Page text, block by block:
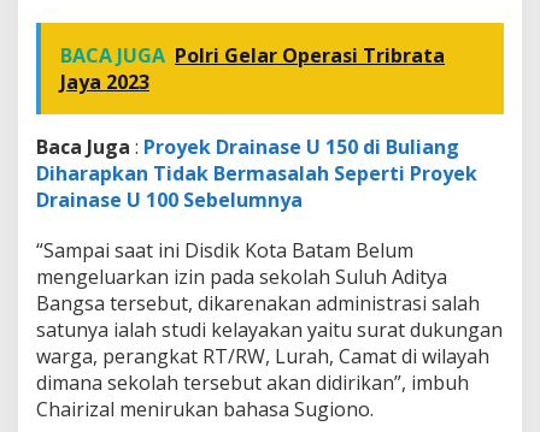
BACA JUGA Polri Gelar Operasi Tribrata
Jaya 2023
Baca Juga : Proyek Drainase U 150 di Buliang
Diharapkan Tidak Bermasalah Seperti Proyek
Drainase U 100 Sebelumnya
“Sampai saat ini Disdik Kota Batam Belum
mengeluarkan izin pada sekolah Suluh Aditya
Bangsa tersebut, dikarenakan administrasi salah
satunya ialah studi kelayakan yaitu surat dukungan
warga, perangkat RT/RW, Lurah, Camat di wilayah
dimana sekolah tersebut akan didirikan”, imbuh
Chairizal menirukan bahasa Sugiono.